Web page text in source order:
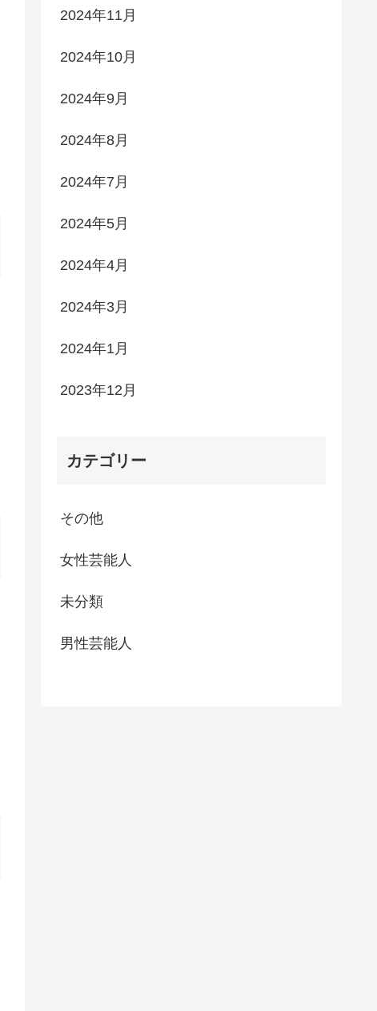
2024年11月
2024年10月
2024年9月
2024年8月
2024年7月
2024年5月
2024年4月
2024年3月
2024年1月
2023年12月
カテゴリー
その他
女性芸能人
未分類
男性芸能人